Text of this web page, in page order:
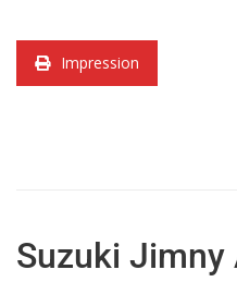
Impression
Suzuki